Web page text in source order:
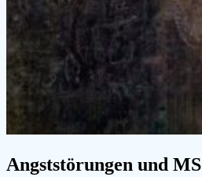
Angststörungen und MS